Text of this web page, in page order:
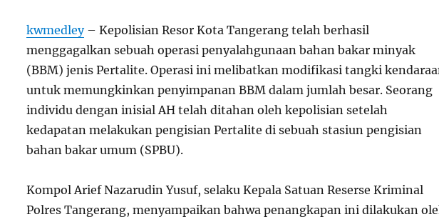
kwmedley– Kepolisian Resor Kota Tangerang telah berhasil
menggagalkan sebuah operasi penyalahgunaan bahan bakar minyak
(BBM) jenis Pertalite. Operasi ini melibatkan modifikasi tangki
untuk memungkinkan penyimpanan BBM dalam jumlah besar. Seorang
individu dengan inisial AH telah ditahan oleh kepolisian setelah
kedapatan melakukan pengisian Pertalite di sebuah stasiun pengisian
bahan bakar umum (SPBU).
Kompol Arief Nazarudin Yusuf, selaku Kepala Satuan Reserse Kriminal
Polres Tangerang, menyampaikan bahwa penangkapan ini dilakukan